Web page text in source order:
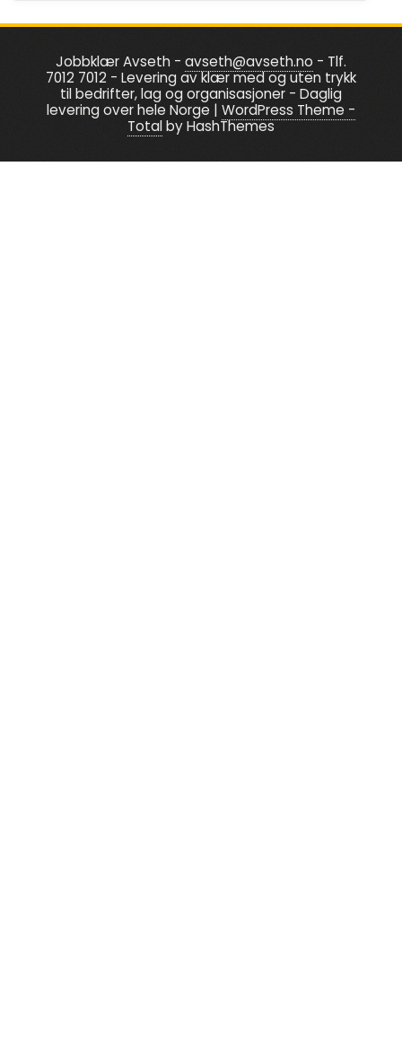
may
be
chosen
on
the
Jobbklær Avseth - avseth@avseth.no - Tlf.
7012 7012 - Levering av klær med og uten trykk
til bedrifter, lag og organisasjoner - Daglig
levering over hele Norge | WordPress Theme -
Totalby HashThemes